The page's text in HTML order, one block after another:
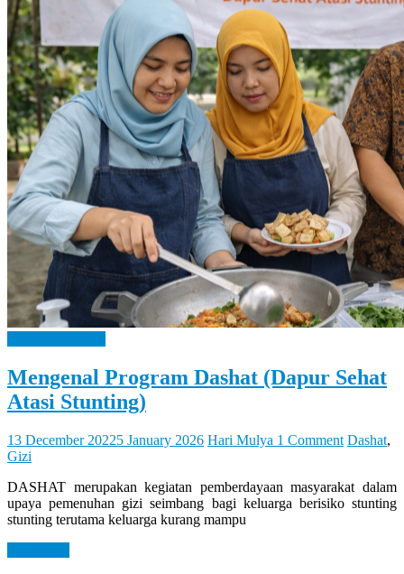
You
Feel
It
Mengenal Program Dashat (Dapur Sehat
Atasi Stunting)
13 December 20225 January 2026 Hari Mulya 1 Comment Dashat,
Gizi
DASHAT merupakan kegiatan pemberdayaan masyarakat dalam
upaya pemenuhan gizi seimbang bagi keluarga berisiko stunting
stunting terutama keluarga kurang mampu